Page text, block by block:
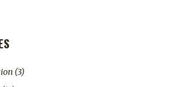
(3)